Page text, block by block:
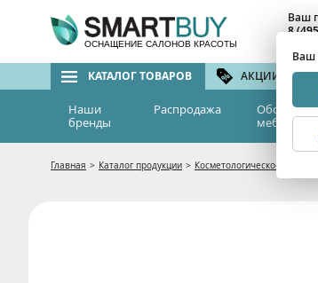
ОСНАЩЕНИЕ САЛОНОВ КРАСОТЫ
Ваш
Ваш
8
КАТАЛОГ ТОВАРОВ АКЦИИ И
Наши
бренды
Распродажа
мебель
Главная > Каталог продукции > Косметологическое